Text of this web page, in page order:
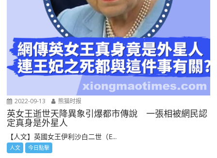
2022-09-13 熊猫时报
英女王逝世天降異象引爆都市傳說 一張相被網民認
定真身是外星人
【人文】英國女王伊利沙白二世（E...
人文 今日點擊